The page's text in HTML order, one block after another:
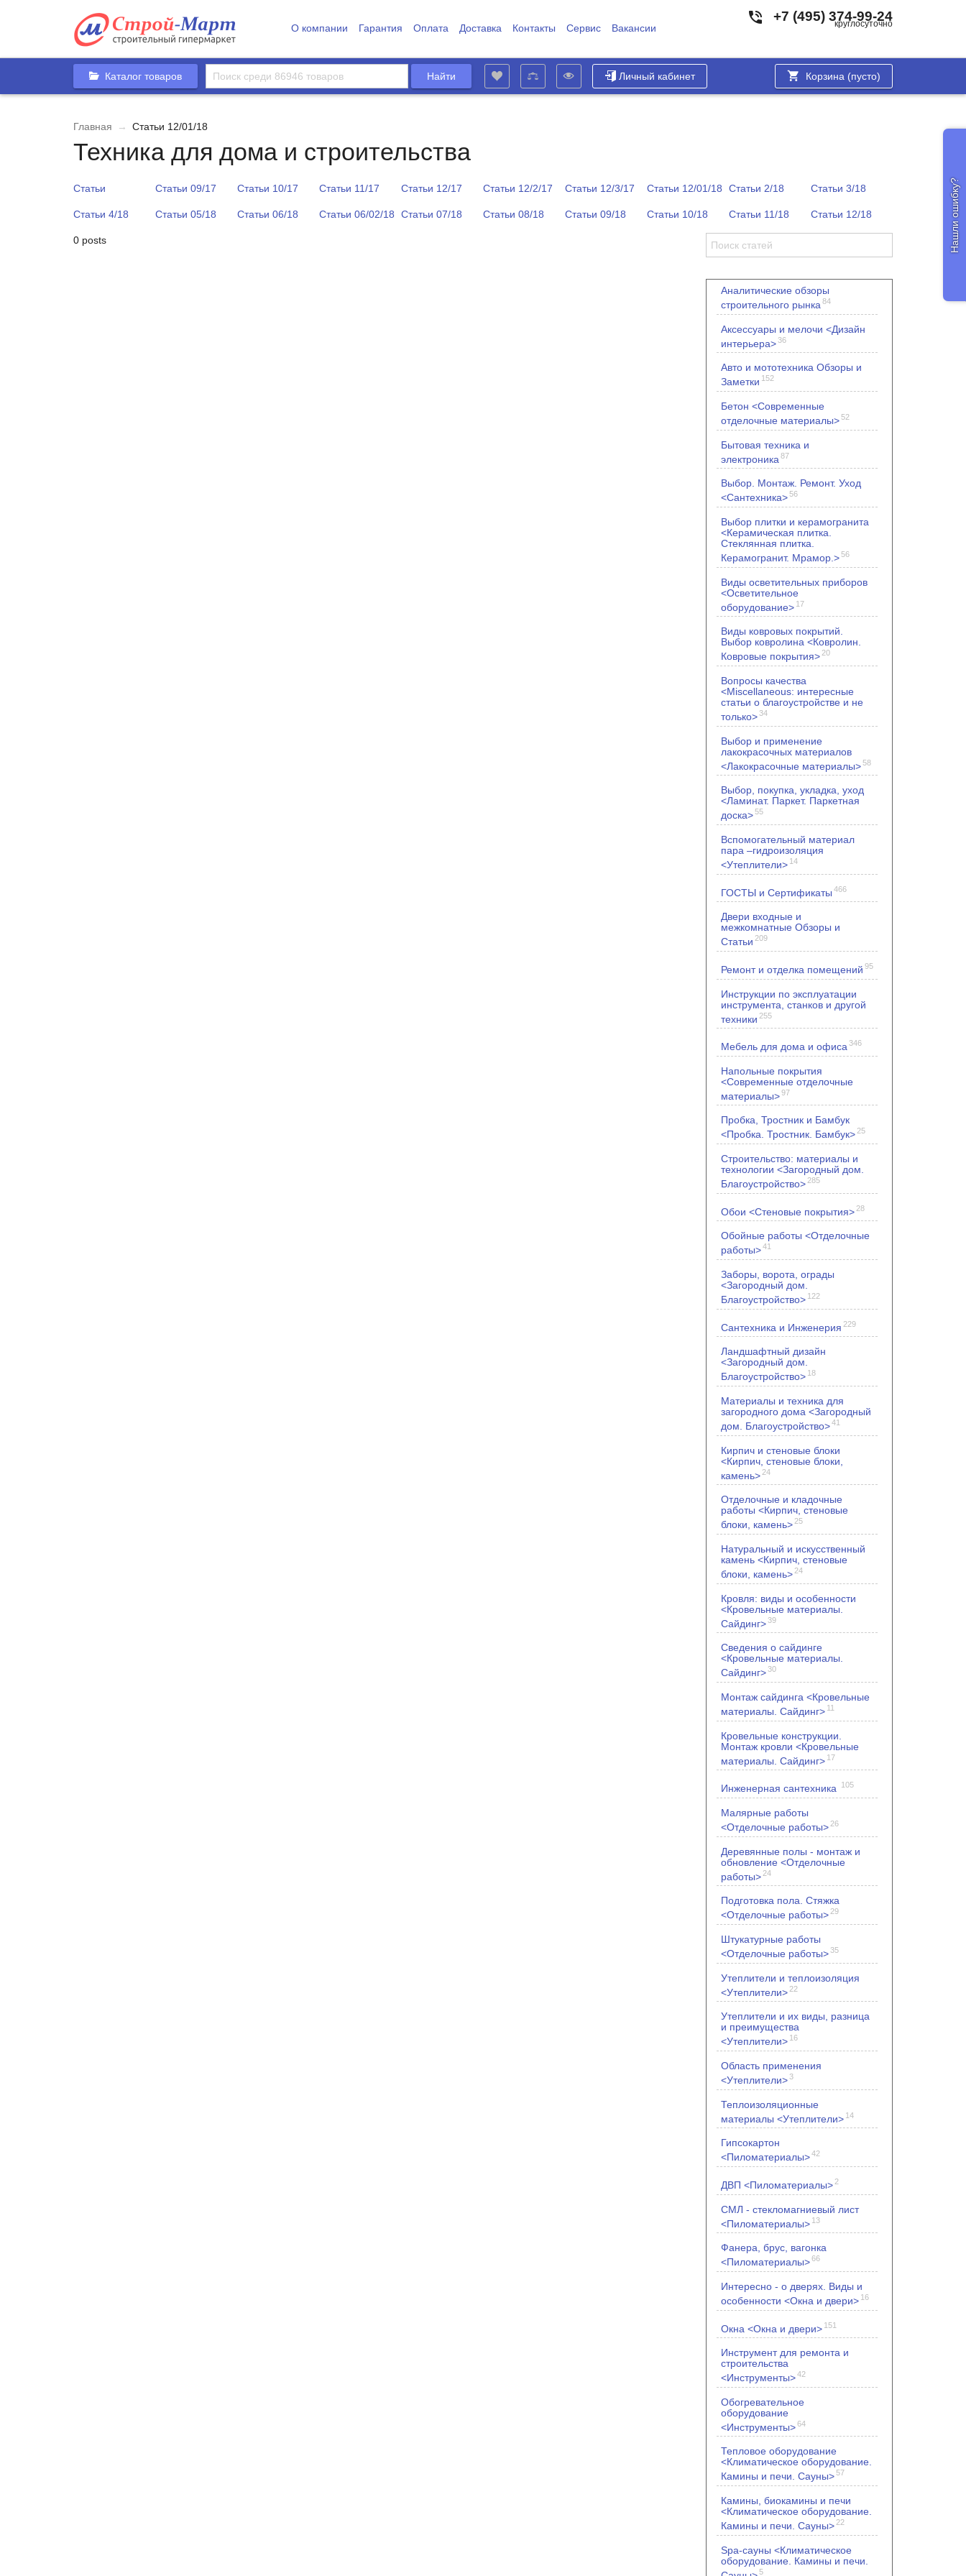
О компании Гарантия Оплата Доставка Контакты Сервис Вакансии
+7 (495) 374-99-24
круглосуточно
Каталог товаров Личный кабинет Корзина (пусто)
Главная → Статьи 12/01/18
Техника для дома и строительства
Статьи Статьи 09/17 Статьи 10/17 Статьи 11/17 Статьи 12/17 Статьи 12/2/17 Статьи 12/3/17 Статьи 12/01/18 Статьи 2/18 Статьи 3/18
Статьи 4/18 Статьи 05/18 Статьи 06/18 Статьи 06/02/18 Статьи 07/18 Статьи 08/18 Статьи 09/18 Статьи 10/18 Статьи 11/18 Статьи 12/18
0 posts
Аналитические обзоры
строительного рынка 84
Аксессуары и мелочи <Дизайн
интерьера>36
Авто и мототехника Обзоры и
Заметки 152
Бетон <Современные
отделочные материалы>52
Бытовая техника и
электроника 87
Выбор. Монтаж. Ремонт. Уход
<Сантехника>56
Выбор плитки и керамогранита
<Керамическая плитка.
Стеклянная плитка.
Керамогранит. Мрамор.>56
Виды осветительных приборов
<Осветительное
оборудование> 17
Виды ковровых покрытий.
Выбор ковролина <Ковролин.
Ковровые покрытия> 20
Вопросы качества
<Miscellaneous: интересные
статьи о благоустройстве и не
только>34
Выбор и применение
лакокрасочных материалов
<Лакокрасочные материалы>58
Выбор, покупка, укладка, уход
<Ламинат. Паркет. Паркетная
доска>55
Вспомогательный материал
пара –гидроизоляция
<Утеплители> 14
ГОСТЫ и Сертификаты 466
Двери входные и
межкомнатные Обзоры и
Статьи 209
Ремонт и отделка помещений 95
Инструкции по эксплуатации
инструмента, станков и другой
техники 255
Мебель для дома и офиса 346
Напольные покрытия
<Современные отделочные
материалы>97
Пробка, Тростник и Бамбук
<Пробка. Тростник. Бамбук>25
Строительство: материалы и
технологии <Загородный дом.
Благоустройство> 285
Обои <Стеновые покрытия> 28
Обойные работы <Отделочные
работы>41
Заборы, ворота, ограды
<Загородный дом.
Благоустройство> 122
Сантехника и Инженерия 229
Ландшафтный дизайн
<Загородный дом.
Благоустройство> 18
Материалы и техника для
загородного дома <Загородный
дом. Благоустройство>41
Кирпич и стеновые блоки
<Кирпич, стеновые блоки,
камень> 24
Отделочные и кладочные
работы <Кирпич, стеновые
блоки, камень> 25
Натуральный и искусственный
камень <Кирпич, стеновые
блоки, камень> 24
Кровля: виды и особенности
<Кровельные материалы.
Сайдинг>39
Сведения о сайдинге
<Кровельные материалы.
Сайдинг>30
Монтаж сайдинга <Кровельные
материалы. Сайдинг> 11
Кровельные конструкции.
Монтаж кровли <Кровельные
материалы. Сайдинг> 17
Инженерная сантехника 105
Малярные работы
<Отделочные работы> 26
Деревянные полы - монтаж и
обновление <Отделочные
работы> 24
Подготовка пола. Стяжка
<Отделочные работы> 29
Штукатурные работы
<Отделочные работы>35
Утеплители и теплоизоляция
<Утеплители> 22
Утеплители и их виды, разница
и преимущества
<Утеплители> 16
Область применения
<Утеплители>3
Теплоизоляционные
материалы <Утеплители> 14
Гипсокартон
<Пиломатериалы>42
ДВП <Пиломатериалы> 2
СМЛ - стекломагниевый лист
<Пиломатериалы> 13
Фанера, брус, вагонка
<Пиломатериалы>66
Интересно - о дверях. Виды и
особенности <Окна и двери> 16
Окна <Окна и двери> 151
Инструмент для ремонта и
строительства
<Инструменты>42
Обогревательное
оборудование
<Инструменты>64
Тепловое оборудование
<Климатическое оборудование.
Камины и печи. Сауны>57
Камины, биокамины и печи
<Климатическое оборудование.
Камины и печи. Сауны> 22
Spa-сауны <Климатическое
оборудование. Камины и печи.
5
Нашли ошибку?